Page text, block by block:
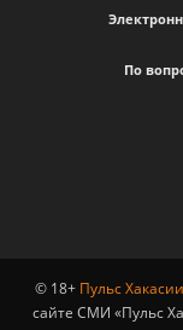
По
© 18+ Пульс Хакасии
сайте СМИ «Пульс